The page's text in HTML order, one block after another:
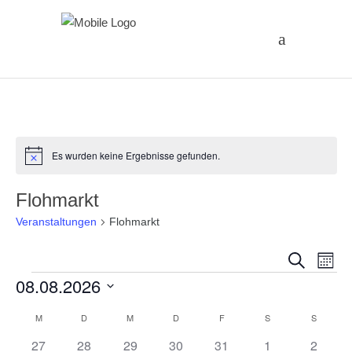
HinweisEs wurden keine Ergebnisse gefunden.
Flohmarkt
Veranstaltungen Flohmarkt
und
Suche
Monat
Veranstaltungen
08.08.2026
Kalender
MMONTAG D DIENSTAGM MITTWOCH
DDONNERSTAG
FFREITAG S SAMSTAGS
0
27
0
28
0
29
0
30
0
31
0
1
0
2